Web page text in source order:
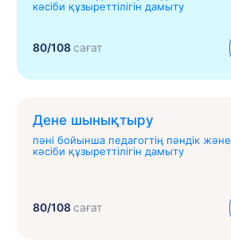
кәсіби құзыреттілігін дамыту
80/108сағат
Дене шынықтыру
пәні бойынша педагогтің пәндік және
кәсіби құзыреттілігін дамыту
80/108сағат